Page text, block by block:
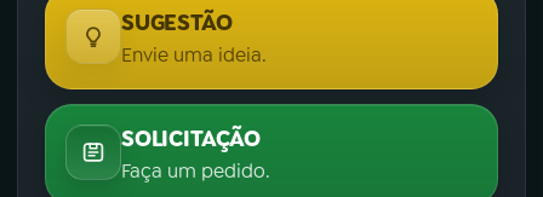
SUGESTÃO
Envie uma ideia.
SOLICITAÇÃO
Faça um pedido.